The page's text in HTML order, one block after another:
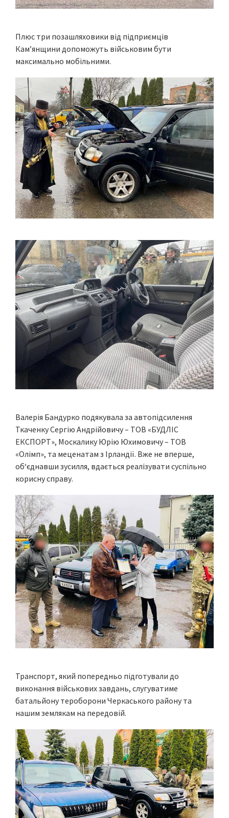
Плюс три позашляховики від підприємців
Кам’янщини допоможуть військовим бути
максимально мобільними.
Валерія Бандурко подякувала за автопідсилення
Ткаченку Сергію Андрійовичу – ТОВ «БУДЛІС
ЕКСПОРТ», Москалику Юрію Юхимовичу – ТОВ
«Олімп», та меценатам з Ірландії. Вже не вперше,
об‘єднавши зусилля, вдається реалізувати суспільно
корисну справу.
Транспорт, який попередньо підготували до
виконання військових завдань, слугуватиме
батальйону тероборони Черкаського району та
нашим землякам на передовій.